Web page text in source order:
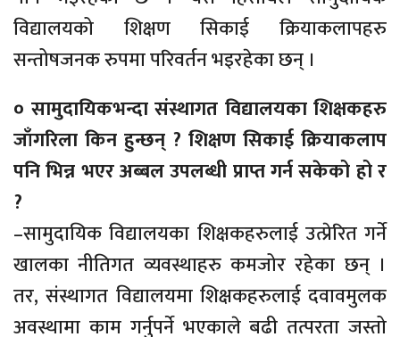
विद्यालयको शिक्षण सिकाई क्रियाकलापहरु
सन्तोषजनक रुपमा परिवर्तन भइरहेका छन् ।
० सामुदायिकभन्दा संस्थागत विद्यालयका शिक्षकहरु
जाँगरिला किन हुन्छन् ? शिक्षण सिकाई क्रियाकलाप
पनि भिन्न भएर अब्बल उपलब्धी प्राप्त गर्न सकेको हो र
?
–सामुदायिक विद्यालयका शिक्षकहरुलाई उत्प्रेरित गर्ने
खालका नीतिगत व्यवस्थाहरु कमजोर रहेका छन् ।
तर, संस्थागत विद्यालयमा शिक्षकहरुलाई दवावमुलक
अवस्थामा काम गर्नुपर्ने भएकाले बढी तत्परता जस्तो